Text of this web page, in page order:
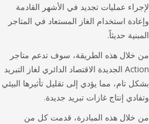
لإجراء عمليات تجديد في الأشهر القادمة
وإعادة استخدام الغاز المستعاد في المتاجر
المبنية حديثاً.
من خلال هذه الطريقة، سوف تدعم متاجر
Action الجديدة الاقتصاد الدائري لغاز التبريد
بشكل تام، مما يؤدي إلى تقليل تأثيرها البيئي
وتفادي إنتاج غازات تبريد جديدة.
من خلال هذه المبادرة، قدمت كل من